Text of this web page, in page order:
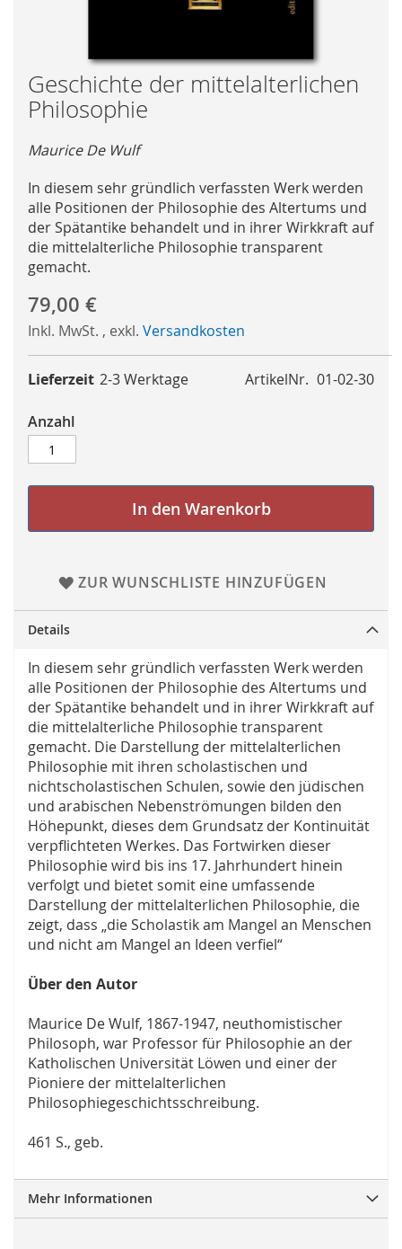
Skip
to
the
of
images
gallery
Geschichte der mittelalterlichen
Philosophie
Maurice De Wulf
In diesem sehr gründlich verfassten Werk werden
alle Positionen der Philosophie des Altertums und
der Spätantike behandelt und in ihrer Wirkkraft auf
die mittelalterliche Philosophie transparent
gemacht.
79,00 €
Inkl. MwSt. , exkl. Versandkosten
ArtikelNr. 01-02-30
Lieferzeit 2-3 Werktage
Anzahl
In den Warenkorb
ZUR WUNSCHLISTE HINZUFÜGEN
Details
In diesem sehr gründlich verfassten Werk werden
alle Positionen der Philosophie des Altertums und
der Spätantike behandelt und in ihrer Wirkkraft auf
die mittelalterliche Philosophie transparent
gemacht. Die Darstellung der mittelalterlichen
Philosophie mit ihren scholastischen und
nichtscholastischen Schulen, sowie den jüdischen
und arabischen Nebenströmungen bilden den
Höhepunkt, dieses dem Grundsatz der Kontinuität
verpflichteten Werkes. Das Fortwirken dieser
Philosophie wird bis ins 17. Jahrhundert hinein
verfolgt und bietet somit eine umfassende
Darstellung der mittelalterlichen Philosophie, die
zeigt, dass „die Scholastik am Mangel an Menschen
und nicht am Mangel an Ideen verfiel“
Über den Autor
Maurice De Wulf, 1867-1947, neuthomistischer
Philosoph, war Professor für Philosophie an der
Katholischen Universität Löwen und einer der
Pioniere der mittelalterlichen
Philosophiegeschichtsschreibung.
461 S., geb.
Mehr Informationen